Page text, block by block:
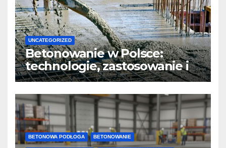
UNCATEGORIZED
Betonowanie w Polsce:
technologie, zastosowanie i
design
BETONOWA PODŁOGA BETONOWANIE